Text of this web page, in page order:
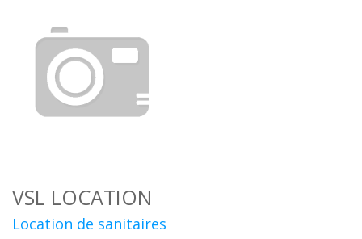
VSL LOCATION
Location de sanitaires